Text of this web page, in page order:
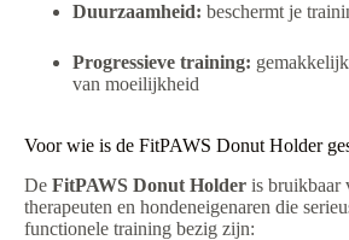
Duurzaamheid: beschermt je
Progressieve training:
van moeilijkheid
Voor wie is de FitPAWS Donut Holder
De FitPAWS Donut Holder is bruikbaar
therapeuten en hondeneigenaren die
functionele training bezig zijn: